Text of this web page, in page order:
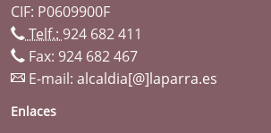
CIF: P0609900F
Telf.: 924 682 411
Fax: 924 682 467
E-mail: alcaldia[@]laparra.es
Enlaces